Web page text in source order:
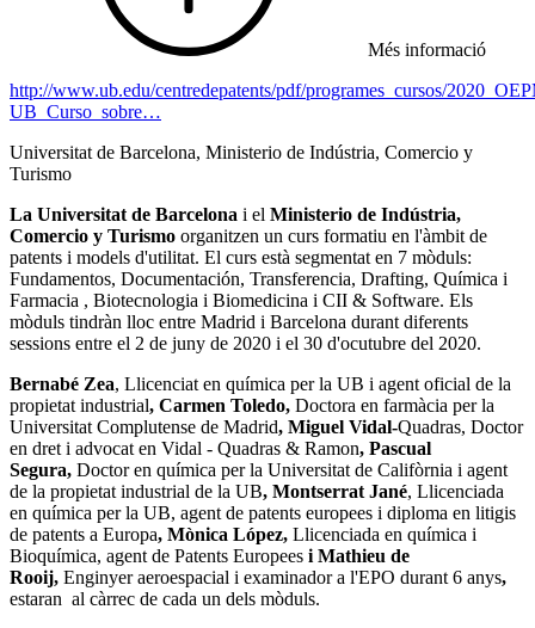
Més informació
http://www.ub.edu/centredepatents/pdf/programes_cursos/
UB_Curso_sobre…
Universitat de Barcelona, Ministerio de Indústria, Comercio y
Turismo
La Universitat de Barcelona i el Ministerio de Indústria,
Comercio y Turismo organitzen un curs formatiu en l'àmbit de
patents i models d'utilitat. El curs està segmentat en 7 mòduls:
Fundamentos, Documentación, Transferencia, Drafting, Química i
Farmacia , Biotecnologia i Biomedicina i CII & Software. Els
mòduls tindràn lloc entre Madrid i Barcelona durant diferents
sessions entre el 2 de juny de 2020 i el 30 d'ocutubre del 2020.
Bernabé Zea, Llicenciat en química per la UB i agent oficial de la
propietat industrial, Carmen Toledo, Doctora en farmàcia per la
Universitat Complutense de Madrid, Miguel Vidal-Quadras, Doctor
en dret i advocat en Vidal - Quadras & Ramon, Pascual
Segura, Doctor en química per la Universitat de Califòrnia i agent
de la propietat industrial de la UB, Montserrat Jané, Llicenciada
en química per la UB, agent de patents europees i diploma en litigis
de patents a Europa, Mònica López, Llicenciada en química i
Bioquímica, agent de Patents Europees i Mathieu de
Rooij, Enginyer aeroespacial i examinador a l'EPO durant 6 anys,
estaran al càrrec de cada un dels mòduls.